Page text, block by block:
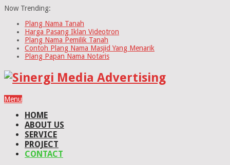
Now Trending:
Plang Nama Tanah
Harga Pasang Iklan Videotron
Plang Nama Pemilik Tanah
Contoh Plang Nama Masjid Yang Menarik
Plang Papan Nama Notaris
Menu
HOME
ABOUT US
SERVICE
PROJECT
CONTACT